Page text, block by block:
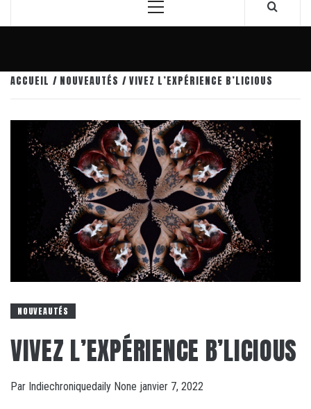
Menu
ACCUEIL NOUVEAUTÉS VIVEZ L’EXPÉRIENCE B’LICIOUS
NOUVEAUTÉS
VIVEZ L’EXPÉRIENCE B’LICIOUS
Par Indiechroniquedaily None janvier 7, 2022